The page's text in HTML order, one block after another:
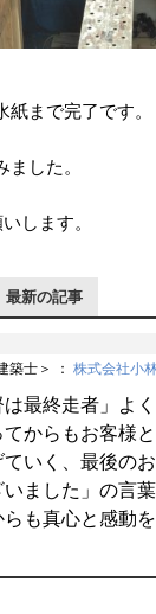
まで完了です。
した。
します。
最新の記事
築士＞ ： 株式会社小
は最終走者」よ
てからもお客様
ていく、最後の
いました」の言
らも真心と感動